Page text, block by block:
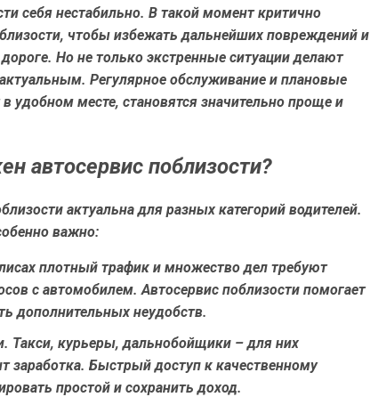
себя нестабильно. В такой момент критично
чтобы избежать дальнейших повреждений и
Но не только экстренные ситуации делают
Регулярное обслуживание и плановые
удобном месте, становятся значительно проще и
автосервис поблизости?
актуальна для разных категорий водителей.
важно:
плотный трафик и множество дел требуют
с автомобилем. Автосервис поблизости помогает
дополнительных неудобств.
. Такси, курьеры, дальнобойщики – для них
заработка. Быстрый доступ к качественному
простой и сохранить доход.